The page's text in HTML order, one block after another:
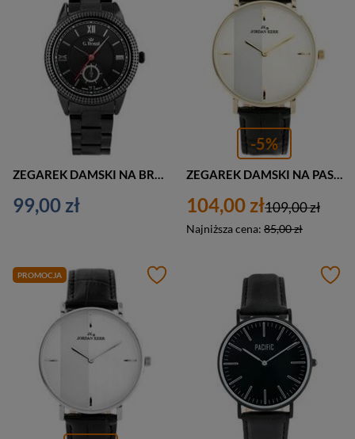
99,00 zł
-5%
104,00 zł
Najniższa cena: 85,00 zł
109,00 zł
PROMOCJA